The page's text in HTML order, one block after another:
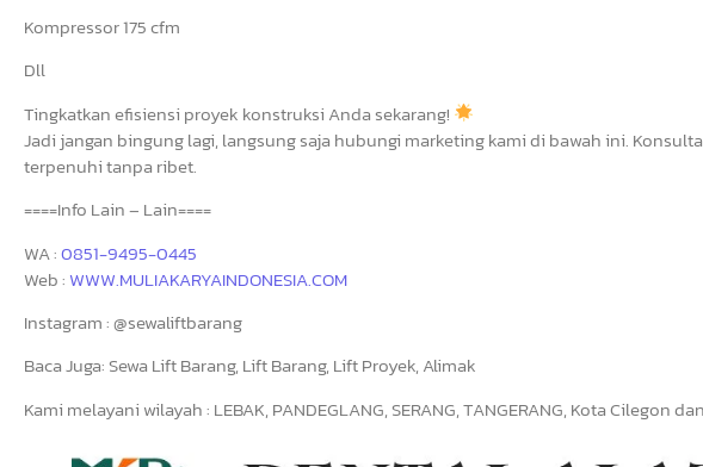
Kompressor 175 cfm
Dll
Tingkatkan efisiensi proyek konstruksi Anda sekarang!
Jadi jangan bingung lagi, langsung saja hubungi marketing kami di bawah ini.
terpenuhi tanpa ribet.
====Info Lain – Lain====
WA :0851-9495-0445
Web : WWW.MULIAKARYAINDONESIA.COM
Instagram : @sewaliftbarang
Baca Juga: Sewa Lift Barang, Lift Barang, Lift Proyek, Alimak
Kami melayani wilayah : LEBAK, PANDEGLANG, SERANG, TANGERANG, Kota Cilegon